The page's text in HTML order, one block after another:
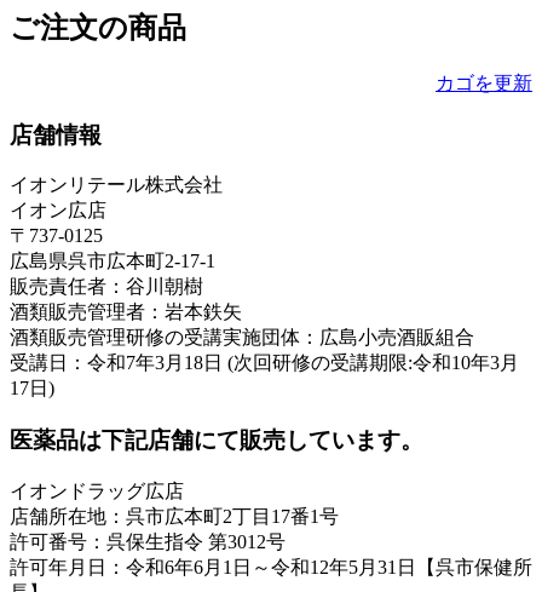
ご注文の商品
カゴを更新
店舗情報
イオンリテール株式会社
イオン広店
〒737-0125
広島県呉市広本町2-17-1
販売責任者：谷川朝樹
酒類販売管理者：岩本鉄矢
酒類販売管理研修の受講実施団体：広島小売酒販組合
受講日：令和7年3月18日 (次回研修の受講期限:令和10年3月
17日)
医薬品は下記店舗にて販売しています。
イオンドラッグ広店
店舗所在地：呉市広本町2丁目17番1号
許可番号：呉保生指令 第3012号
許可年月日：令和6年6月1日～令和12年5月31日【呉市保健所